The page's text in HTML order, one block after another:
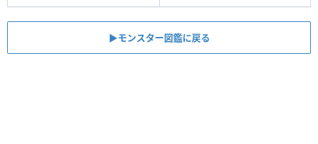
▶モンスター図鑑に戻る